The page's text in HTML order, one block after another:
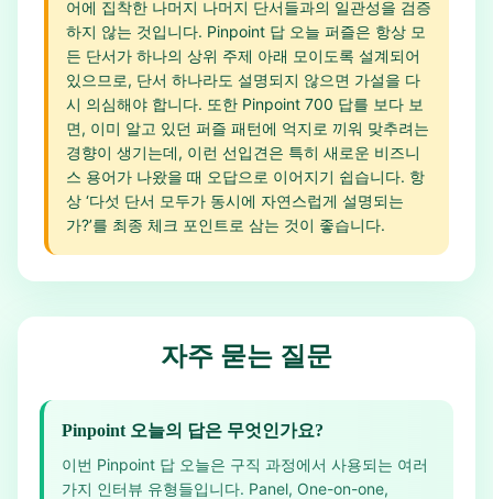
어에 집착한 나머지 나머지 단서들과의 일관성을 검증
하지 않는 것입니다. Pinpoint 답 오늘 퍼즐은 항상 모
든 단서가 하나의 상위 주제 아래 모이도록 설계되어
있으므로, 단서 하나라도 설명되지 않으면 가설을 다
시 의심해야 합니다. 또한 Pinpoint 700 답를 보다 보
면, 이미 알고 있던 퍼즐 패턴에 억지로 끼워 맞추려는
경향이 생기는데, 이런 선입견은 특히 새로운 비즈니
스 용어가 나왔을 때 오답으로 이어지기 쉽습니다. 항
상 ‘다섯 단서 모두가 동시에 자연스럽게 설명되는
가?’를 최종 체크 포인트로 삼는 것이 좋습니다.
자주 묻는 질문
Pinpoint 오늘의 답은 무엇인가요?
이번 Pinpoint 답 오늘은 구직 과정에서 사용되는 여러
가지 인터뷰 유형들입니다. Panel, One-on-one,